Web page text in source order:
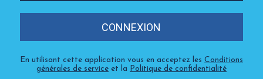
CONNEXION
En utilisant cette application vous en acceptez les Conditions
générales de service et la Politique de confidentialité